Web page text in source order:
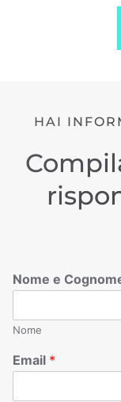
HAI
Nome e
Nome
Email *